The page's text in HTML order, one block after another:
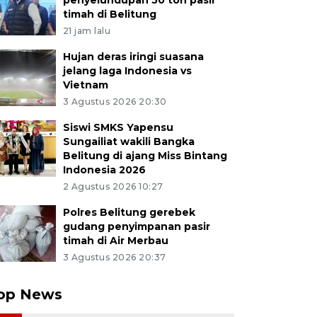
timah di Belitung
21 jam lalu
Hujan deras iringi suasana
jelang laga Indonesia vs
Vietnam
3 Agustus 2026 20:30
Siswi SMKS Yapensu
Sungailiat wakili Bangka
Belitung di ajang Miss Bintang
Indonesia 2026
2 Agustus 2026 10:27
Polres Belitung gerebek
gudang penyimpanan pasir
timah di Air Merbau
3 Agustus 2026 20:37
News